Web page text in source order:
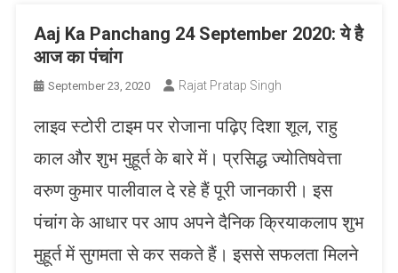
Aaj Ka Panchang 24 September 2020: ये है
आज का पंचांग
September 23, 2020 Rajat Pratap Singh
लाइव स्टोरी टाइम पर रोजाना पढ़िए दिशा शूल, राहु
काल और शुभ मुहूर्त के बारे में। प्रसिद्ध ज्योतिषवेत्ता
वरुण कुमार पालीवाल दे रहे हैं पूरी जानकारी। इस
पंचांग के आधार पर आप अपने दैनिक क्रियाकलाप शुभ
मुहूर्त में सुगमता से कर सकते हैं। इससे सफलता मिलने